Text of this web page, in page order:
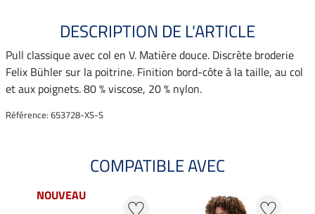
DESCRIPTION DE L'ARTICLE
Pull classique avec col en V. Matière douce. Discrète broderie
Felix Bühler sur la poitrine. Finition bord-côte à la taille, au col
et aux poignets. 80 % viscose, 20 % nylon.
Référence: 653728-XS-S
COMPATIBLE AVEC
NOUVEAU